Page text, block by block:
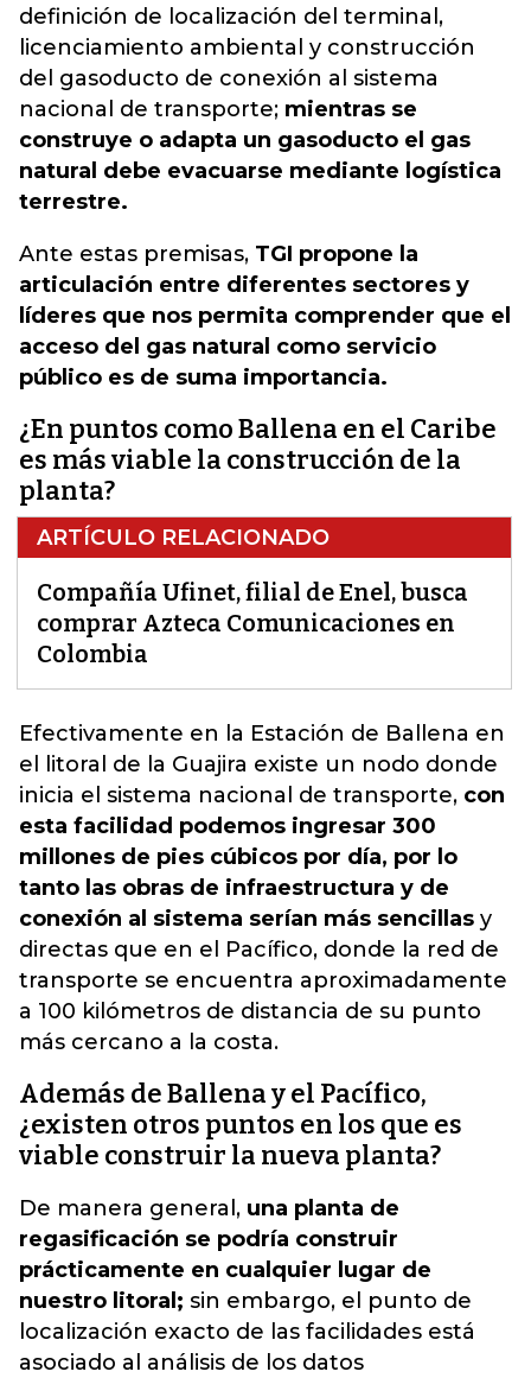
definición de localización del terminal,
licenciamiento ambiental y construcción
del gasoducto de conexión al sistema
nacional de transporte; mientras se
construye o adapta un gasoducto el gas
natural debe evacuarse mediante logística
terrestre.
Ante estas premisas, TGI propone la
articulación entre diferentes sectores y
líderes que nos permita comprender que el
acceso del gas natural como servicio
público es de suma importancia.
¿En puntos como Ballena en el Caribe
es más viable la construcción de la
planta?
ARTÍCULO RELACIONADO
Compañía Ufinet, filial de Enel, busca
comprar Azteca Comunicaciones en
Colombia
Efectivamente en la Estación de Ballena en
el litoral de la Guajira existe un nodo donde
inicia el sistema nacional de transporte, con
esta facilidad podemos ingresar 300
millones de pies cúbicos por día, por lo
tanto las obras de infraestructura y de
conexión al sistema serían más sencillas y
directas que en el Pacífico, donde la red de
transporte se encuentra aproximadamente
a 100 kilómetros de distancia de su punto
más cercano a la costa.
Además de Ballena y el Pacífico,
¿existen otros puntos en los que es
viable construir la nueva planta?
De manera general, una planta de
regasificación se podría construir
prácticamente en cualquier lugar de
nuestro litoral; sin embargo, el punto de
localización exacto de las facilidades está
asociado al análisis de los datos